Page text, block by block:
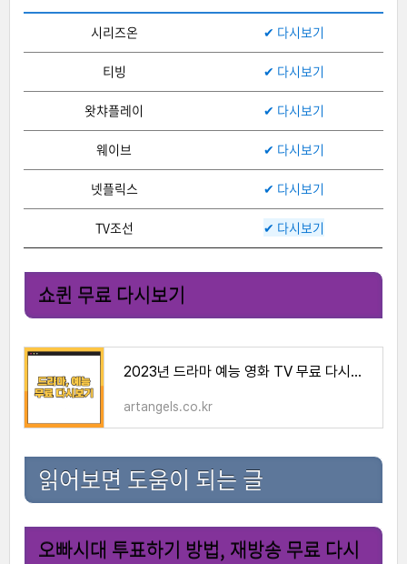
시리즈온 ✔ 다시보기
티빙 ✔ 다시보기
왓챠플레이 ✔ 다시보기
웨이브 ✔ 다시보기
넷플릭스 ✔ 다시보기
TV조선 ✔ 다시보기
쇼퀸 무료 다시보기
2023년 드라마 예능 영화 TV 무료 다시보기 TOP10
artangels.co.kr
읽어보면 도움이 되는 글
오빠시대 투표하기 방법, 재방송 무료 다시